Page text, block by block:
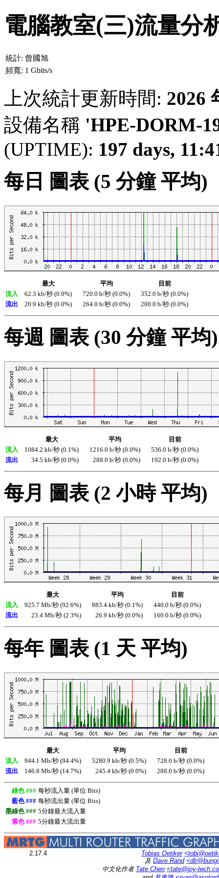
電腦教室(三)流量分
統計: 曾國旭
頻寬: 1 Gbits/s
上次統計更新時間: 2026
設備名稱 'HPE-DORM-
(UPTIME): 197 days,
每日 圖表 (5 分鐘 平均)
最大 平均
目前
流入
62.3 kb/秒 (0.0%) 720.0 b/秒 (0.0%)
352.0 b/秒 (0.0%)
流出
20.9 kb/秒 (0.0%) 264.0 b/秒 (0.0%) 200.0 b/秒 (0.0%)
每週 圖表 (30 分鐘 平均)
最大 平均
目前
流入
1084.2 kb/秒 (0.1%) 1216.0 b/秒 (0.0%)
536.0 b/秒 (0.0%)
流出
34.5 kb/秒 (0.0%) 288.0 b/秒 (0.0%) 192.0 b/秒 (0.0%)
每月 圖表 (2 小時 平均)
最大 平均
目前
流入
925.7 Mb/秒 (92.6%) 883.4 kb/秒 (0.1%)
440.0 b/秒 (0.0%)
流出
23.4 Mb/秒 (2.3%) 26.9 kb/秒 (0.0%) 160.0 b/秒 (0.0%)
每年 圖表 (1 天 平均)
最大 平均
目前
流入
944.1 Mb/秒 (94.4%) 5280.9 kb/秒 (0.5%)
728.0 b/秒 (0.0%)
流出
146.8 Mb/秒 (14.7%) 245.4 kb/秒 (0.0%) 288.0 b/秒 (0.0%)
綠色 ### 每秒流入量 (單位 Bits)
藍色 ### 每秒流出量 (單位 Bits)
墨綠色 ### 5分鐘最大流入量
紫色 ### 5分鐘最大流出量
2.17.4 Tobias Oetiker
及 Dave Rand
中文化作者 Tate Chen <tate@joy-